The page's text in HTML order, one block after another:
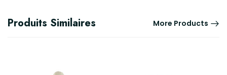
Produits Similaires More Products